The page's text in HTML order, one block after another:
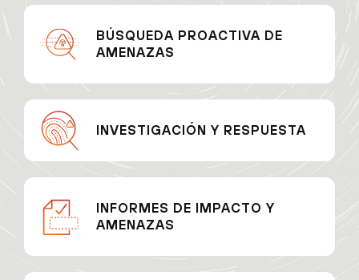
BÚSQUEDA PROACTIVA DE
AMENAZAS
INVESTIGACIÓN Y RESPUESTA
INFORMES DE IMPACTO Y
AMENAZAS